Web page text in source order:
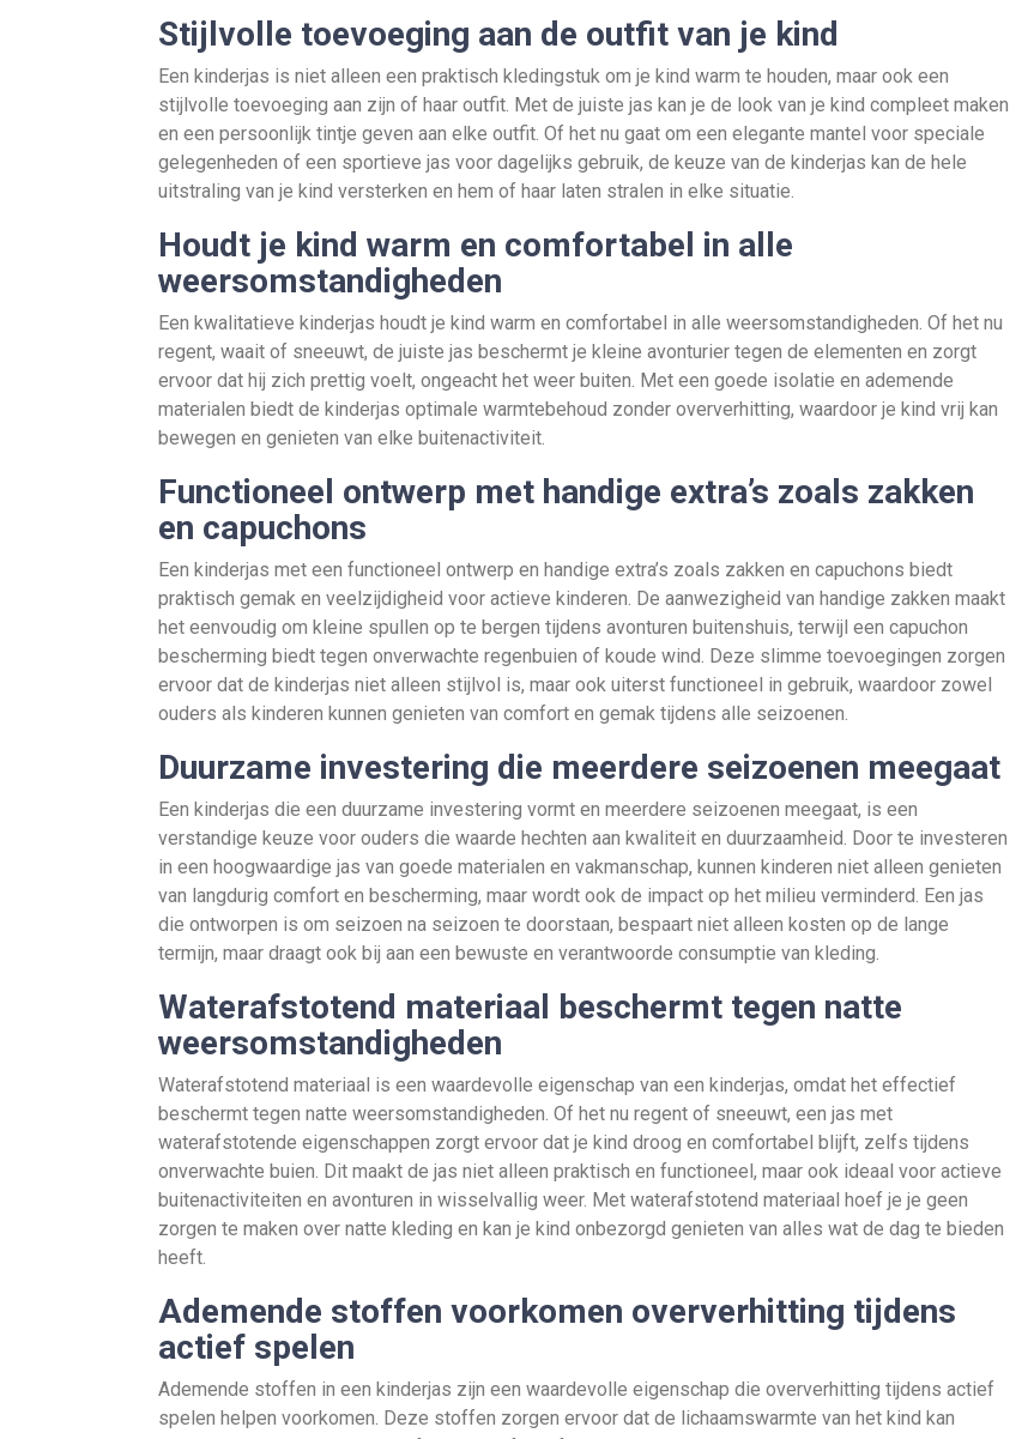
Stijlvolle toevoeging aan de outfit van je kind
Een kinderjas is niet alleen een praktisch kledingstuk om je kind warm te houden, maar ook een
stijlvolle toevoeging aan zijn of haar outfit. Met de juiste jas kan je de look van je kind compleet maken
en een persoonlijk tintje geven aan elke outfit. Of het nu gaat om een elegante mantel voor speciale
gelegenheden of een sportieve jas voor dagelijks gebruik, de keuze van de kinderjas kan de hele
uitstraling van je kind versterken en hem of haar laten stralen in elke situatie.
Houdt je kind warm en comfortabel in alle
weersomstandigheden
Een kwalitatieve kinderjas houdt je kind warm en comfortabel in alle weersomstandigheden. Of het nu
regent, waait of sneeuwt, de juiste jas beschermt je kleine avonturier tegen de elementen en zorgt
ervoor dat hij zich prettig voelt, ongeacht het weer buiten. Met een goede isolatie en ademende
materialen biedt de kinderjas optimale warmtebehoud zonder oververhitting, waardoor je kind vrij kan
bewegen en genieten van elke buitenactiviteit.
Functioneel ontwerp met handige extra’s zoals zakken
en capuchons
Een kinderjas met een functioneel ontwerp en handige extra’s zoals zakken en capuchons biedt
praktisch gemak en veelzijdigheid voor actieve kinderen. De aanwezigheid van handige zakken maakt
het eenvoudig om kleine spullen op te bergen tijdens avonturen buitenshuis, terwijl een capuchon
bescherming biedt tegen onverwachte regenbuien of koude wind. Deze slimme toevoegingen zorgen
ervoor dat de kinderjas niet alleen stijlvol is, maar ook uiterst functioneel in gebruik, waardoor zowel
ouders als kinderen kunnen genieten van comfort en gemak tijdens alle seizoenen.
Duurzame investering die meerdere seizoenen meegaat
Een kinderjas die een duurzame investering vormt en meerdere seizoenen meegaat, is een
verstandige keuze voor ouders die waarde hechten aan kwaliteit en duurzaamheid. Door te investeren
in een hoogwaardige jas van goede materialen en vakmanschap, kunnen kinderen niet alleen genieten
van langdurig comfort en bescherming, maar wordt ook de impact op het milieu verminderd. Een jas
die ontworpen is om seizoen na seizoen te doorstaan, bespaart niet alleen kosten op de lange
termijn, maar draagt ook bij aan een bewuste en verantwoorde consumptie van kleding.
Waterafstotend materiaal beschermt tegen natte
weersomstandigheden
Waterafstotend materiaal is een waardevolle eigenschap van een kinderjas, omdat het effectief
beschermt tegen natte weersomstandigheden. Of het nu regent of sneeuwt, een jas met
waterafstotende eigenschappen zorgt ervoor dat je kind droog en comfortabel blijft, zelfs tijdens
onverwachte buien. Dit maakt de jas niet alleen praktisch en functioneel, maar ook ideaal voor actieve
buitenactiviteiten en avonturen in wisselvallig weer. Met waterafstotend materiaal hoef je je geen
zorgen te maken over natte kleding en kan je kind onbezorgd genieten van alles wat de dag te bieden
heeft.
Ademende stoffen voorkomen oververhitting tijdens
actief spelen
Ademende stoffen in een kinderjas zijn een waardevolle eigenschap die oververhitting tijdens actief
spelen helpen voorkomen. Deze stoffen zorgen ervoor dat de lichaamswarmte van het kind kan